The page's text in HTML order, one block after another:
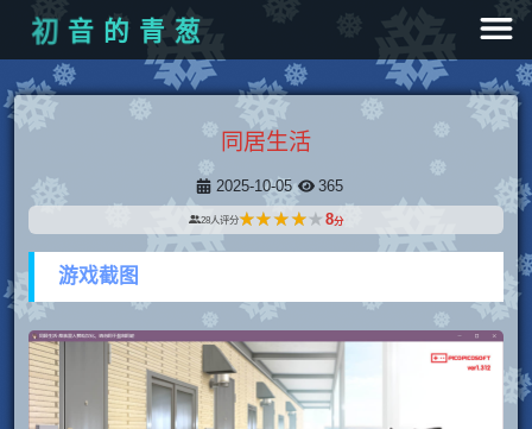
初 音 的 青 葱
同居生活
2025-10-05 365
28人评分★★★★★
★★★★★ 8分
游戏截图